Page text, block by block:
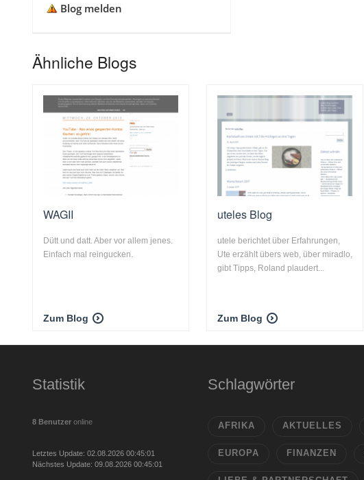
Blog melden
Ähnliche Blogs
WAGII
Dütt und datt. Aber vor allem jenes.
Einfach mal reingucken.
Zum Blog
uteles Blog
utele berichtet über Erfahrungen,
Ute erzählt übers web, über miradlo,
gibt Tipps, Roland plaudert...
Zum Blog
Statistik
8 Benutzer online
Letztes Update: 02.08.2026 00:45:01
Nächstes Update: 09.08.2026 00:45:01
Schlagwörter
AFRIKA AKTUELLES
EUROPA FINANZEN